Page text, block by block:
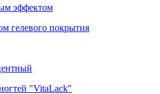
эффектом
гелевого покрытия
"VitaLack"